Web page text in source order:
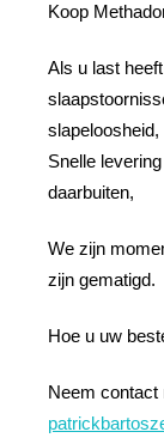
Koop
Als u last
Snelle
daarbuiten,
We zijn
zijn gematigd.
Hoe u uw
Neem